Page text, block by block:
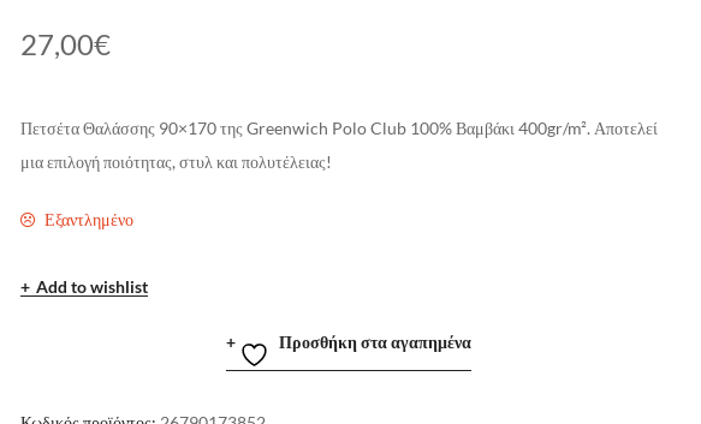
27,00€
Πετσέτα Θαλάσσης 90×170 της Greenwich Polo Club 100% Βαμβάκι 400gr/m². Αποτελεί
μια επιλογή ποιότητας, στυλ και πολυτέλειας!
Εξαντλημένο
Add to wishlist
Προσθήκη στα αγαπημένα